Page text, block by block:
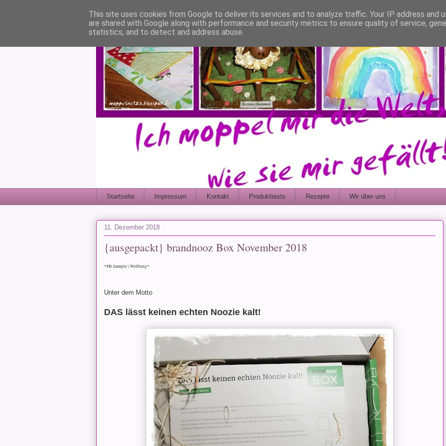
Startseite Impressum Kontakt Produkttests Rezepte Wir über uns
11. Dezember 2018
{ausgepackt} brandnooz Box November 2018
*PR Sample | Werbung*
Unter dem Motto
DAS lässt keinen echten Noozie kalt!
This site uses cookies from Google to deliver its services and to analyze traffic. Your IP address and
are shared with Google along with performance and security metrics to ensure quality of service,
statistics, and to detect and address abuse.